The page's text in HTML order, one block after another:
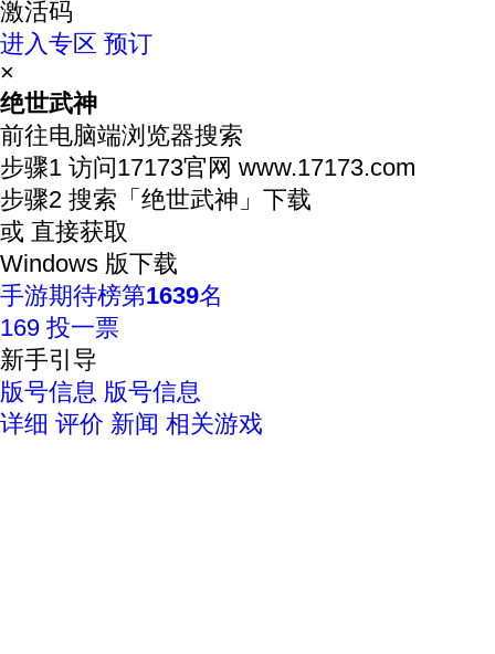
激活码
进入专区 预订
×
绝世武神
前往电脑端浏览器搜索
步骤1 访问17173官网 www.17173.com
步骤2 搜索 「绝世武神」 下载
或 直接获取
Windows 版下载
手游期待榜第1639名
169 投一票
新手引导
版号信息 版号信息
详细 评价 新闻 相关游戏